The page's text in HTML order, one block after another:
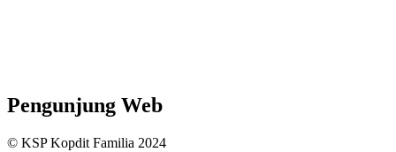
Pengunjung Web
© KSP Kopdit Familia 2024